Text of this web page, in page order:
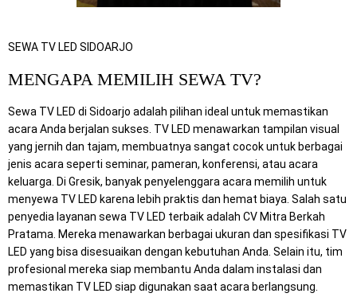
SEWA TV LED SIDOARJO
MENGAPA MEMILIH SEWA TV?
Sewa TV LED di Sidoarjo adalah pilihan ideal untuk memastikan
acara Anda berjalan sukses. TV LED menawarkan tampilan visual
yang jernih dan tajam, membuatnya sangat cocok untuk berbagai
jenis acara seperti seminar, pameran, konferensi, atau acara
keluarga. Di Gresik, banyak penyelenggara acara memilih untuk
menyewa TV LED karena lebih praktis dan hemat biaya. Salah satu
penyedia layanan sewa TV LED terbaik adalah CV Mitra Berkah
Pratama. Mereka menawarkan berbagai ukuran dan spesifikasi TV
LED yang bisa disesuaikan dengan kebutuhan Anda. Selain itu, tim
profesional mereka siap membantu Anda dalam instalasi dan
memastikan TV LED siap digunakan saat acara berlangsung.